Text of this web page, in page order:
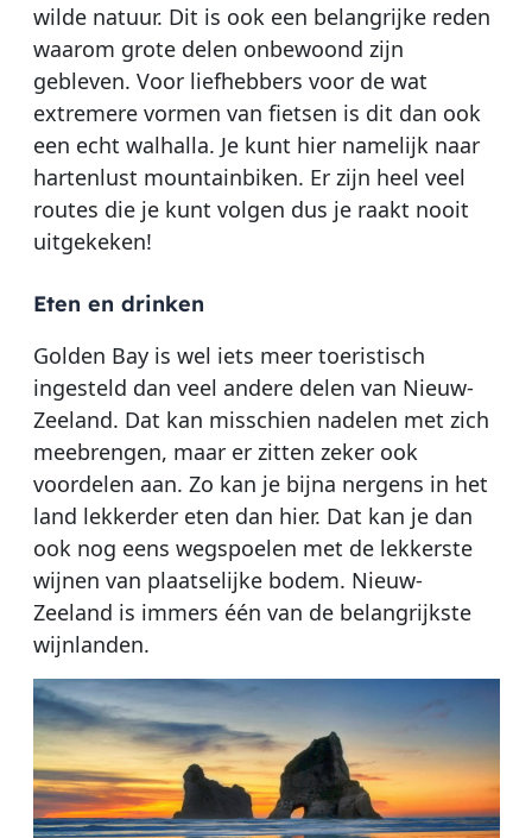
wilde natuur. Dit is ook een belangrijke reden
waarom grote delen onbewoond zijn
gebleven. Voor liefhebbers voor de wat
extremere vormen van fietsen is dit dan ook
een echt walhalla. Je kunt hier namelijk naar
hartenlust mountainbiken. Er zijn heel veel
routes die je kunt volgen dus je raakt nooit
uitgekeken!
Eten en drinken
Golden Bay is wel iets meer toeristisch
ingesteld dan veel andere delen van Nieuw-
Zeeland. Dat kan misschien nadelen met zich
meebrengen, maar er zitten zeker ook
voordelen aan. Zo kan je bijna nergens in het
land lekkerder eten dan hier. Dat kan je dan
ook nog eens wegspoelen met de lekkerste
wijnen van plaatselijke bodem. Nieuw-
Zeeland is immers één van de belangrijkste
wijnlanden.